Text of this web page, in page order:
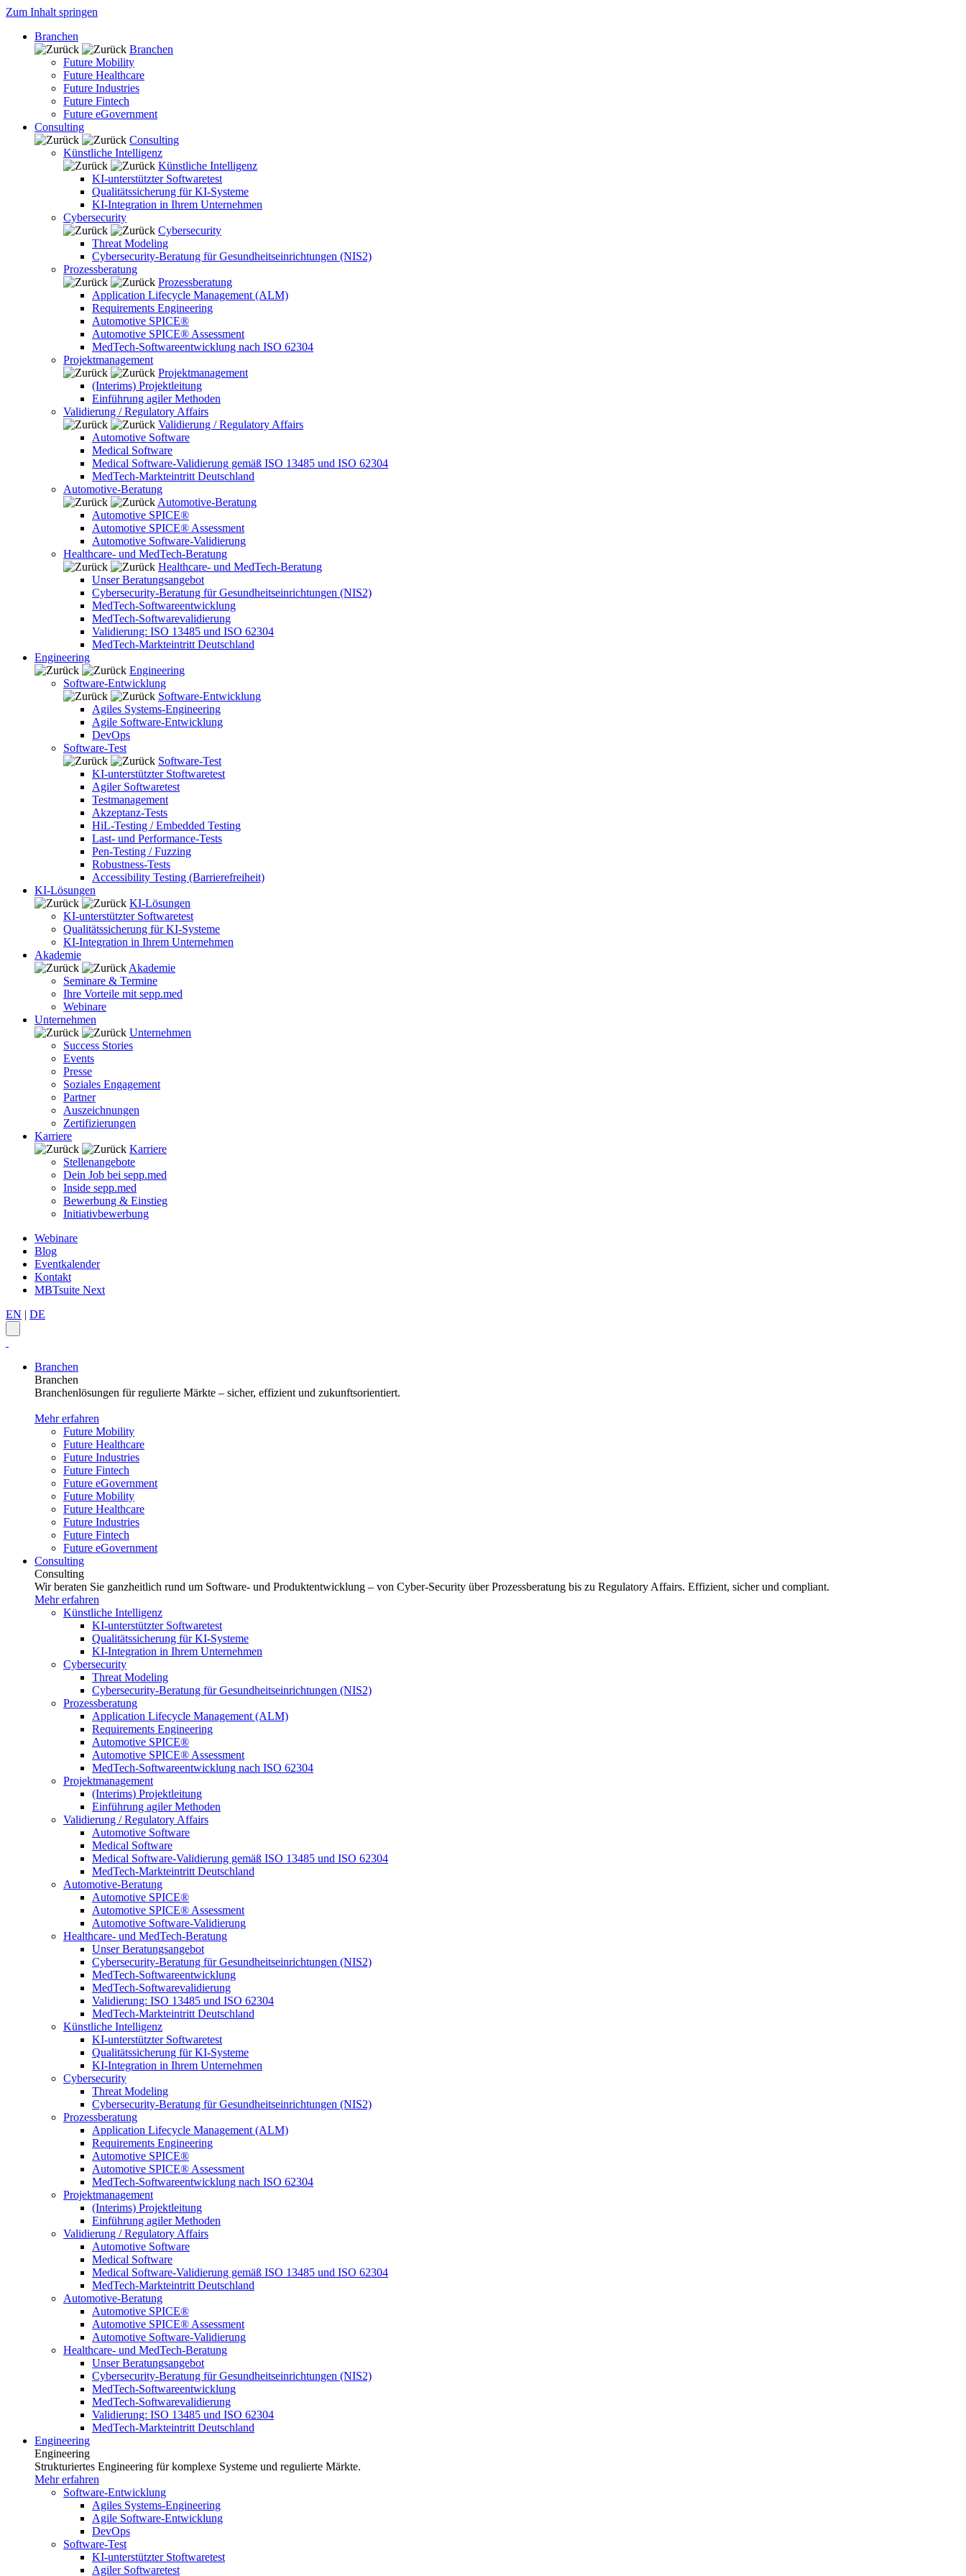
Zum Inhalt springen
Branchen
Branchen
Future Mobility
Future Healthcare
Future Industries
Future Fintech
Future eGovernment
Consulting
Consulting
Künstliche Intelligenz
Künstliche Intelligenz
KI-unterstützter Softwaretest
Qualitätssicherung für KI-Systeme
KI-Integration in Ihrem Unternehmen
Cybersecurity
Cybersecurity
Threat Modeling
Cybersecurity-Beratung für Gesundheitseinrichtungen (NIS2)
Prozessberatung
Prozessberatung
Application Lifecycle Management (ALM)
Requirements Engineering
Automotive SPICE®
Automotive SPICE® Assessment
MedTech-Softwareentwicklung nach ISO 62304
Projektmanagement
Projektmanagement
(Interims) Projektleitung
Einführung agiler Methoden
Validierung / Regulatory Affairs
Validierung / Regulatory Affairs
Automotive Software
Medical Software
Medical Software-Validierung gemäß ISO 13485 und ISO 62304
MedTech-Markteintritt Deutschland
Automotive-Beratung
Automotive-Beratung
Automotive SPICE®
Automotive SPICE® Assessment
Automotive Software-Validierung
Healthcare- und MedTech-Beratung
Healthcare- und MedTech-Beratung
Unser Beratungsangebot
Cybersecurity-Beratung für Gesundheitseinrichtungen (NIS2)
MedTech-Softwareentwicklung
MedTech-Softwarevalidierung
Validierung: ISO 13485 und ISO 62304
MedTech-Markteintritt Deutschland
Engineering
Engineering
Software-Entwicklung
Software-Entwicklung
Agiles Systems-Engineering
Agile Software-Entwicklung
DevOps
Software-Test
Software-Test
KI-unterstützter Stoftwaretest
Agiler Softwaretest
Testmanagement
Akzeptanz-Tests
HiL-Testing / Embedded Testing
Last- und Performance-Tests
Pen-Testing / Fuzzing
Robustness-Tests
Accessibility Testing (Barrierefreiheit)
KI-Lösungen
KI-Lösungen
KI-unterstützter Softwaretest
Qualitätssicherung für KI-Systeme
KI-Integration in Ihrem Unternehmen
Akademie
Akademie
Seminare & Termine
Ihre Vorteile mit sepp.med
Webinare
Unternehmen
Unternehmen
Success Stories
Events
Presse
Soziales Engagement
Partner
Auszeichnungen
Zertifizierungen
Karriere
Karriere
Stellenangebote
Dein Job bei sepp.med
Inside sepp.med
Bewerbung & Einstieg
Initiativbewerbung
Webinare
Blog
Eventkalender
Kontakt
MBTsuite Next
EN | DE
Branchen
Branchen
Branchenlösungen für regulierte Märkte – sicher, effizient und zukunftsorientiert.
Mehr erfahren
Future Mobility
Future Healthcare
Future Industries
Future Fintech
Future eGovernment
Future Mobility
Future Healthcare
Future Industries
Future Fintech
Future eGovernment
Consulting
Consulting
Wir beraten Sie ganzheitlich rund um Software- und Produktentwicklung – von Cyber-Security über Prozessberatung bis zu Regulatory Affairs. Effizient, sicher und compliant.
Mehr erfahren
Künstliche Intelligenz
KI-unterstützter Softwaretest
Qualitätssicherung für KI-Systeme
KI-Integration in Ihrem Unternehmen
Cybersecurity
Threat Modeling
Cybersecurity-Beratung für Gesundheitseinrichtungen (NIS2)
Prozessberatung
Application Lifecycle Management (ALM)
Requirements Engineering
Automotive SPICE®
Automotive SPICE® Assessment
MedTech-Softwareentwicklung nach ISO 62304
Projektmanagement
(Interims) Projektleitung
Einführung agiler Methoden
Validierung / Regulatory Affairs
Automotive Software
Medical Software
Medical Software-Validierung gemäß ISO 13485 und ISO 62304
MedTech-Markteintritt Deutschland
Automotive-Beratung
Automotive SPICE®
Automotive SPICE® Assessment
Automotive Software-Validierung
Healthcare- und MedTech-Beratung
Unser Beratungsangebot
Cybersecurity-Beratung für Gesundheitseinrichtungen (NIS2)
MedTech-Softwareentwicklung
MedTech-Softwarevalidierung
Validierung: ISO 13485 und ISO 62304
MedTech-Markteintritt Deutschland
Künstliche Intelligenz
KI-unterstützter Softwaretest
Qualitätssicherung für KI-Systeme
KI-Integration in Ihrem Unternehmen
Cybersecurity
Threat Modeling
Cybersecurity-Beratung für Gesundheitseinrichtungen (NIS2)
Prozessberatung
Application Lifecycle Management (ALM)
Requirements Engineering
Automotive SPICE®
Automotive SPICE® Assessment
MedTech-Softwareentwicklung nach ISO 62304
Projektmanagement
(Interims) Projektleitung
Einführung agiler Methoden
Validierung / Regulatory Affairs
Automotive Software
Medical Software
Medical Software-Validierung gemäß ISO 13485 und ISO 62304
MedTech-Markteintritt Deutschland
Automotive-Beratung
Automotive SPICE®
Automotive SPICE® Assessment
Automotive Software-Validierung
Healthcare- und MedTech-Beratung
Unser Beratungsangebot
Cybersecurity-Beratung für Gesundheitseinrichtungen (NIS2)
MedTech-Softwareentwicklung
MedTech-Softwarevalidierung
Validierung: ISO 13485 und ISO 62304
MedTech-Markteintritt Deutschland
Engineering
Engineering
Strukturiertes Engineering für komplexe Systeme und regulierte Märkte.
Mehr erfahren
Software-Entwicklung
Agiles Systems-Engineering
Agile Software-Entwicklung
DevOps
Software-Test
KI-unterstützter Stoftwaretest
Agiler Softwaretest